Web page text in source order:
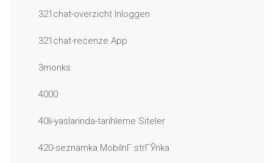
321chat-overzicht Inloggen
321chat-recenze App
3monks
4000
40li-yaslarinda-tarihleme Siteler
420-seznamka MobilnГ­ strГЎnka